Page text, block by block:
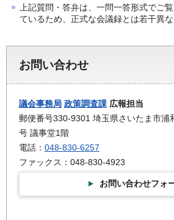
上記質問・答弁は、一問一答形式でご
ているため、正式な会議録とは若干異な
お問い合わせ
議会事務局 政策調査課 広報担当
郵便番号330-9301 埼玉県さいたま市浦
号 議事堂1階
電話： 048-830-6257
ファックス：048-830-4923
お問い合わせフォ